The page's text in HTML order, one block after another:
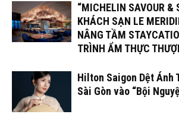
“MICHELIN SAVOUR &
KHÁCH SẠN LE
NÂNG TẦM
TRÌNH ẨM THỰC
Hilton Saigon Dệt Ánh
Sài Gòn vào “Bội